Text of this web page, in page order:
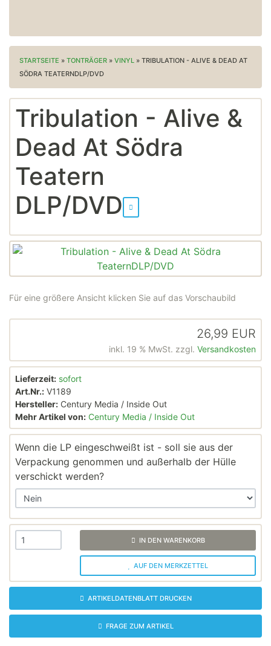
STARTSEITE » TONTRÄGER » VINYL » TRIBULATION - ALIVE & DEAD AT
SÖDRA TEATERNDLP/DVD
Tribulation - Alive &
Dead At Södra
Teatern
DLP/DVD
Für eine größere Ansicht klicken Sie auf das Vorschaubild
26,99 EUR
inkl. 19 % MwSt. zzgl. Versandkosten
Lieferzeit: sofort
Art.Nr.: V1189
Hersteller: Century Media / Inside Out
Mehr Artikel von: Century Media / Inside Out
Wenn die LP eingeschweißt ist - soll sie aus der
Verpackung genommen und außerhalb der Hülle
verschickt werden?
IN DEN WARENKORB
AUF DEN MERKZETTEL
ARTIKELDATENBLATT DRUCKEN
FRAGE ZUM ARTIKEL